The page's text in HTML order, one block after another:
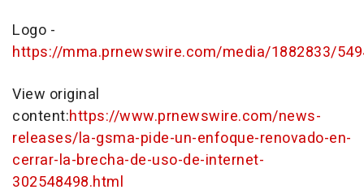
Logo -
https://mma.prnewswire.com/media/1882833/
View original
content:https://www.prnewswire.com/news-
releases/la-gsma-pide-un-enfoque-renovado-en-
cerrar-la-brecha-de-uso-de-internet-
302548498.html